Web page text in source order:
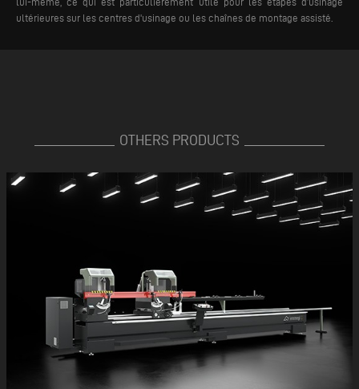
ultérieures sur les centres d'usinage ou les chaînes de montage assisté.
OTHERS PRODUCTS